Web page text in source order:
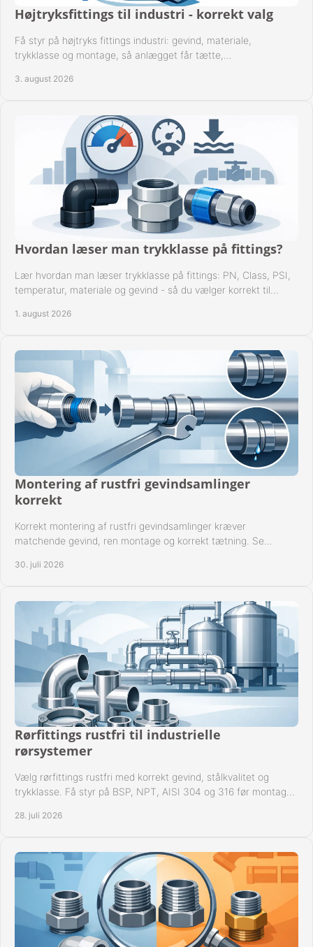
Højtryksfittings til industri - korrekt valg
Få styr på højtryks fittings industri: gevind, materiale,
trykklasse og montage, så anlægget får tætte,
3. august 2026
Hvordan læser man trykklasse på fittings?
Lær hvordan man læser trykklasse på fittings: PN, Class, PSI,
temperatur, materiale og gevind - så du vælger korrekt til
1. august 2026
Montering af rustfri gevindsamlinger
korrekt
Korrekt montering af rustfri gevindsamlinger kræver
matchende gevind, ren montage og korrekt tætning. Se
30. juli 2026
Rørfittings rustfri til industrielle
rørsystemer
Vælg rørfittings rustfri med korrekt gevind, stålkvalitet og
trykklasse. Få styr på BSP, NPT, AISI 304 og 316 før montage
28. juli 2026